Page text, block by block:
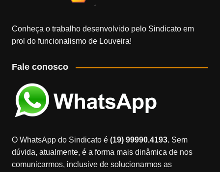
Conheça o trabalho desenvolvido pelo Sindicato em
prol do funcionalismo de Louveira!
Fale conosco
O WhatsApp do Sindicato é(19) 99990.4193.Sem
dúvida, atualmente, é a forma mais dinâmica de nos
comunicarmos, inclusive de solucionarmos as